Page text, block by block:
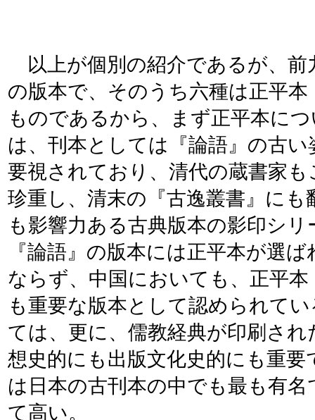
以上が個別の紹介であるが、前
の版本で、そのうち六種は正平
ものであるから、まず正平本に
は、刊本としては『論語』の古
要視されており、清代の蔵書家
珍重し、清末の『古逸叢書』に
も影響力ある古典版本の影印シ
『論語』の版本には正平本が選
ならず、中国においても、正平
も重要な版本として認められて
ては、更に、儒教経典が印刷さ
想史的にも出版文化史的にも重
は日本の古刊本の中でも最も有
て高い。